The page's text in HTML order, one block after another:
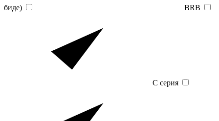
биде) BRB
C серия